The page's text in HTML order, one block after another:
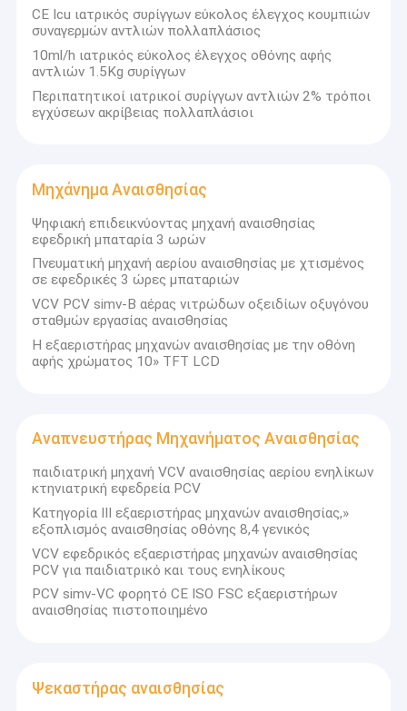
Σπίτι
Προϊόντα
Γύρος εργοστασίων
Ποιοτικός έλεγχος
Μας ελάτε σε επαφή με
Ζητήστε ένα απόσπασμα
CE Icu ιατρικός συρίγγων εύκολος έλεγχος κουμπιών
συναγερμών αντλιών πολλαπλάσιος
10ml/h ιατρικός εύκολος έλεγχος οθόνης αφής
αντλιών 1.5Kg συρίγγων
Περιπατητικοί ιατρικοί συρίγγων αντλιών 2% τρόποι
εγχύσεων ακρίβειας πολλαπλάσιοι
Μηχάνημα Αναισθησίας
Ψηφιακή επιδεικνύοντας μηχανή αναισθησίας
εφεδρική μπαταρία 3 ωρών
Πνευματική μηχανή αερίου αναισθησίας με χτισμένος
σε εφεδρικές 3 ώρες μπαταριών
VCV PCV simv-Β αέρας νιτρώδων οξειδίων οξυγόνου
σταθμών εργασίας αναισθησίας
Η εξαεριστήρας μηχανών αναισθησίας με την οθόνη
αφής χρώματος 10» TFT LCD
Αναπνευστήρας Μηχανήματος Αναισθησίας
παιδιατρική μηχανή VCV αναισθησίας αερίου ενηλίκων
κτηνιατρική εφεδρεία PCV
Κατηγορία ΙΙΙ εξαεριστήρας μηχανών αναισθησίας,»
εξοπλισμός αναισθησίας οθόνης 8,4 γενικός
VCV εφεδρικός εξαεριστήρας μηχανών αναισθησίας
PCV για παιδιατρικό και τους ενηλίκους
PCV simv-VC φορητό CE ISO FSC εξαεριστήρων
αναισθησίας πιστοποιημένο
Ψεκαστήρας αναισθησίας
Η Hefei Purple Horn E-Commerce Co., Ltd.
τμήμα Ερευνών και Ανάπτυξης μας και πολλοί συνάδελφοι
έχουν πάνω από 10 χρόνια εμπειρίας με ιατρικές συσκευές,
Εξαιτίας της καλύτερης δουλειάς της ομάδας πωλήσεων
και της ομάδας υπηρεσίας μετά την πώληση, πιστεύω
ότι είμαστε διάσημοι στον τομέα της αναισθησίας και
του αναπνευστικού στον κόσμο.Επειδή φροντίζουμε τη
ζωή (άνθρωποι ή ζώα) πολύ σοβαρά., δεν είχαμε ποτέ
κανένα μητρώο ατυχημάτων πριν. Δεν θα μετανιώσετε
ποτέ που μας επιλέξατε ως συνεργάτη σας.
Με την υψηλής τεχνολογίας που υποστηρίζει την ομάδα
Με την ισχυρή διαχείριση μάρκετινγκ και υποστήριξη
με εξαιρετική υποστήριξη υπηρεσιών,Η ομάδα